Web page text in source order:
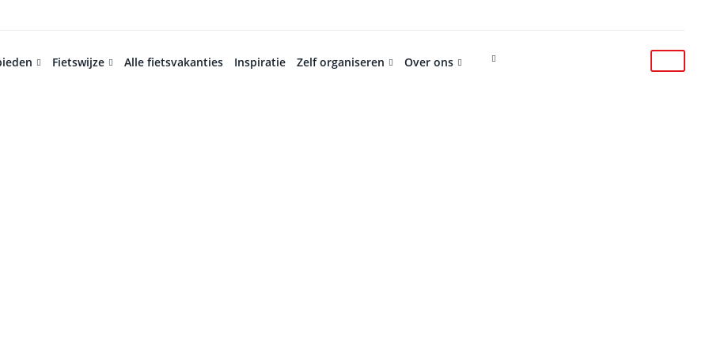
Fietswijze Alle fietsvakanties Inspiratie Zelf organiseren Over ons